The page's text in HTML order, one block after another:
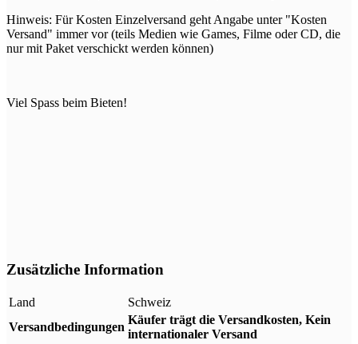
Hinweis: Für Kosten Einzelversand geht Angabe unter "Kosten
Versand" immer vor (teils Medien wie Games, Filme oder CD, die
nur mit Paket verschickt werden können)
Viel Spass beim Bieten!
Zusätzliche Information
Land
Schweiz
Versandbedingungen
Käufer trägt die Versandkosten, Kein
internationaler Versand